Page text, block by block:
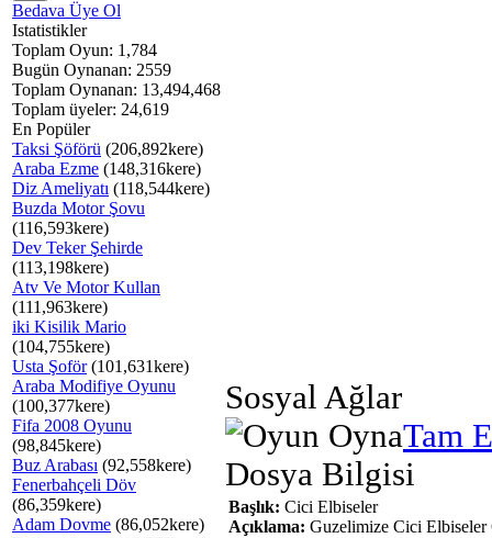
Bedava Üye Ol
Istatistikler
Toplam Oyun: 1,784
Bugün Oynanan: 2559
Toplam Oynanan: 13,494,468
Toplam üyeler: 24,619
En Popüler
Taksi Şöförü (206,892kere)
Araba Ezme (148,316kere)
Diz Ameliyatı (118,544kere)
Buzda Motor Şovu
(116,593kere)
Dev Teker Şehirde
(113,198kere)
Atv Ve Motor Kullan
(111,963kere)
iki Kisilik Mario
(104,755kere)
Usta Şoför(101,631kere)
Araba Modifiye Oyunu
(100,377kere)
Fifa 2008 Oyunu
(98,845kere)
Buz Arabası (92,558kere)
Fenerbahçeli Döv
(86,359kere)
Adam Dovme (86,052kere)
Sosyal Ağlar
Tam
Dosya Bilgisi
Başlık: Cici Elbiseler
Açıklama: Guzelimize Cici